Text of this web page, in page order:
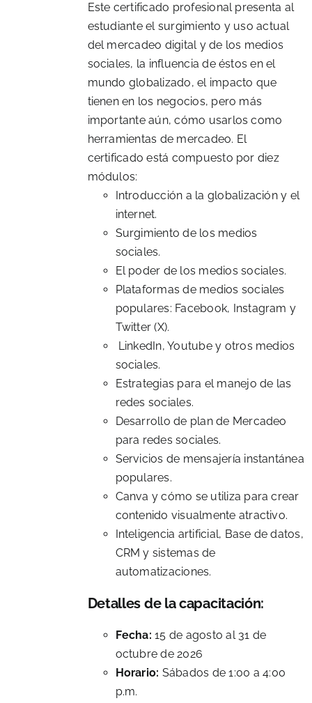
Este certificado profesional presenta al
estudiante el surgimiento y uso actual
del mercadeo digital y de los medios
sociales, la influencia de éstos en el
mundo globalizado, el impacto que
tienen en los negocios, pero más
importante aún, cómo usarlos como
herramientas de mercadeo. El
certificado está compuesto por diez
módulos:
Introducción a la globalización y el
internet.
Surgimiento de los medios
sociales.
El poder de los medios sociales.
Plataformas de medios sociales
populares: Facebook, Instagram y
Twitter (X).
LinkedIn, Youtube y otros medios
sociales.
Estrategias para el manejo de las
redes sociales.
Desarrollo de plan de Mercadeo
para redes sociales.
Servicios de mensajería instantánea
populares.
Canva y cómo se utiliza para crear
contenido visualmente atractivo.
Inteligencia artificial, Base de datos,
CRM y sistemas de
automatizaciones.
Detalles de la capacitación:
Fecha:15 de agosto al 31 de
octubre de 2026
Horario: Sábados de 1:00 a 4:00
p.m.